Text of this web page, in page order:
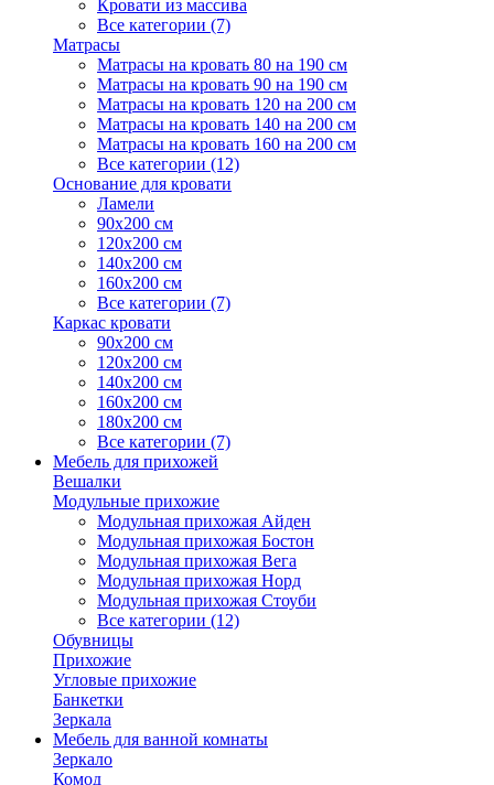
Кровати из массива
Все категории (7)
Матрасы
Матрасы на кровать 80 на 190 см
Матрасы на кровать 90 на 190 см
Матрасы на кровать 120 на 200 см
Матрасы на кровать 140 на 200 см
Матрасы на кровать 160 на 200 см
Все категории (12)
Основание для кровати
Ламели
90х200 см
120х200 см
140х200 см
160х200 см
Все категории (7)
Каркас кровати
90х200 см
120х200 см
140х200 см
160х200 см
180х200 см
Все категории (7)
Мебель для прихожей
Вешалки
Модульные прихожие
Модульная прихожая Айден
Модульная прихожая Бостон
Модульная прихожая Вега
Модульная прихожая Норд
Модульная прихожая Стоуби
Все категории (12)
Обувницы
Прихожие
Угловые прихожие
Банкетки
Зеркала
Мебель для ванной комнаты
Зеркало
Комод